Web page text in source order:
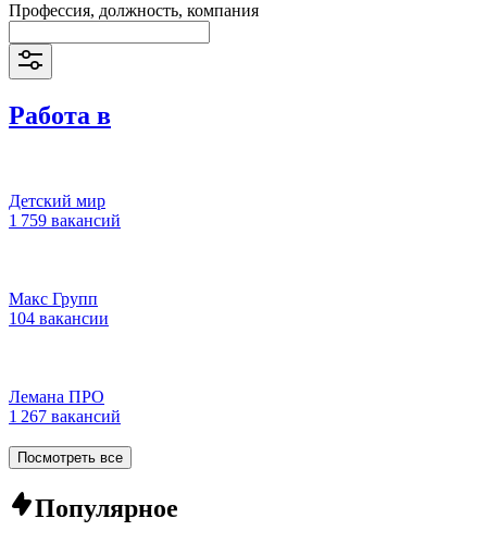
Профессия, должность, компания
Работа в
Детский мир
1 759 вакансий
Макс Групп
104 вакансии
Лемана ПРО
1 267 вакансий
Посмотреть все
Популярное